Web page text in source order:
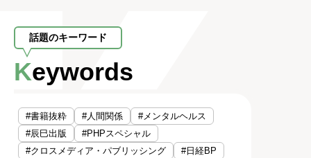
話題のキーワード
Keywords
#書籍抜粋 #人間関係
#メンタルヘルス
#辰巳出版
#PHPスペシャル
#クロスメディア・パブリッシング
#日経BP